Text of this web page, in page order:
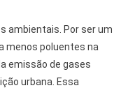
ambientais. Por ser um
menos poluentes na
emissão de gases
urbana. Essa